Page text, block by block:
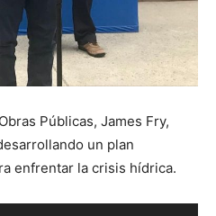
Públicas, James Fry,
un plan
enfrentar la crisis hídrica.